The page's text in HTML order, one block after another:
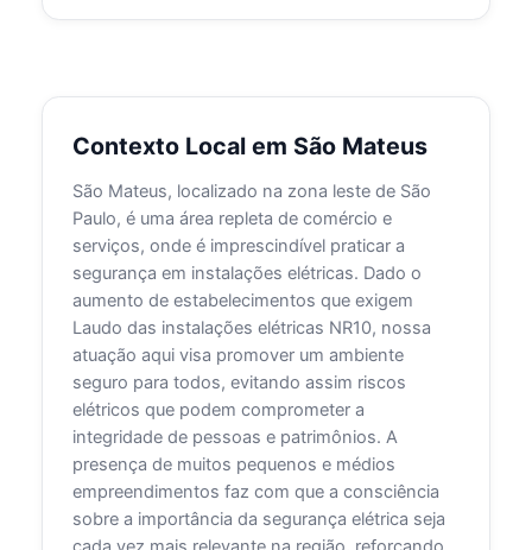
Contexto Local em São Mateus
São Mateus, localizado na zona leste de São
Paulo, é uma área repleta de comércio e
serviços, onde é imprescindível praticar a
segurança em instalações elétricas. Dado o
aumento de estabelecimentos que exigem
Laudo das instalações elétricas NR10, nossa
atuação aqui visa promover um ambiente
seguro para todos, evitando assim riscos
elétricos que podem comprometer a
integridade de pessoas e patrimônios. A
presença de muitos pequenos e médios
empreendimentos faz com que a consciência
sobre a importância da segurança elétrica seja